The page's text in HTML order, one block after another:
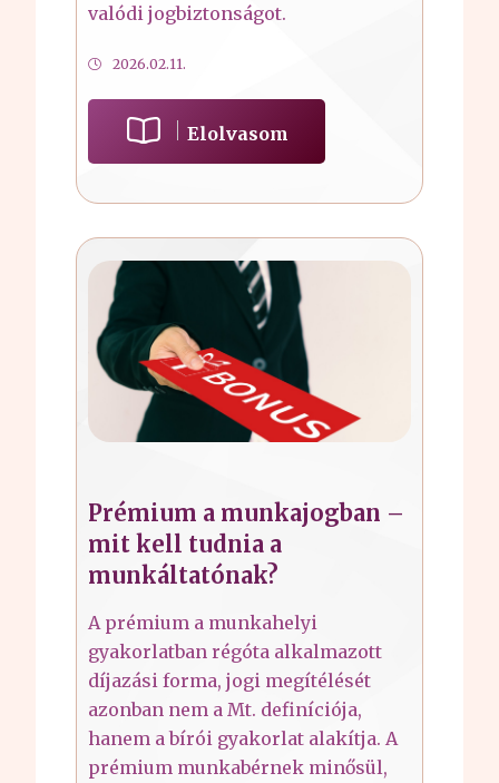
valódi jogbiztonságot.
2026.02.11.
Elolvasom
Prémium a munkajogban –
mit kell tudnia a
munkáltatónak?
A prémium a munkahelyi
gyakorlatban régóta alkalmazott
díjazási forma, jogi megítélését
azonban nem a Mt. definíciója,
hanem a bírói gyakorlat alakítja. A
prémium munkabérnek minősül,